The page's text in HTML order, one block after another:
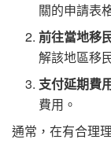
關的申請表
前往當地移
解該地區移
支付延期費
費用。
通常，在有合理